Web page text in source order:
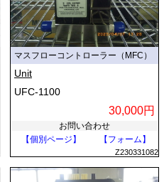
マスフローコントローラー（MFC）
Unit
UFC-1100
30,000円
お問い合わせ
【個別ページ】
【フォーム】
Z230331082